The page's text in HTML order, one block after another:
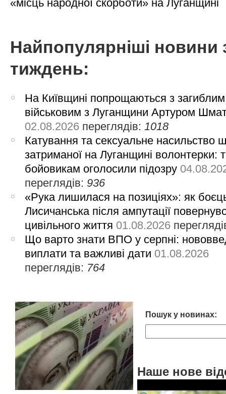
«місць народної скорботи» на Луганщині
Найпопулярніші новини
тиждень:
На Київщині попрощаються з загиблим
військовим з Луганщини Артуром
02.08.2026 переглядів: 1018
Катування та сексуальне насильство
затриманої на Луганщині волонтерки:
бойовикам оголосили підозру
переглядів: 936
«Рука лишилася на позиціях»: як
Лисичанська після ампутації
цивільного життя 01.08.2026
Що варто знати ВПО у серпні:
виплати та важливі дати 01.08.2026
переглядів: 764
Пошук у новинах:
Наше нове